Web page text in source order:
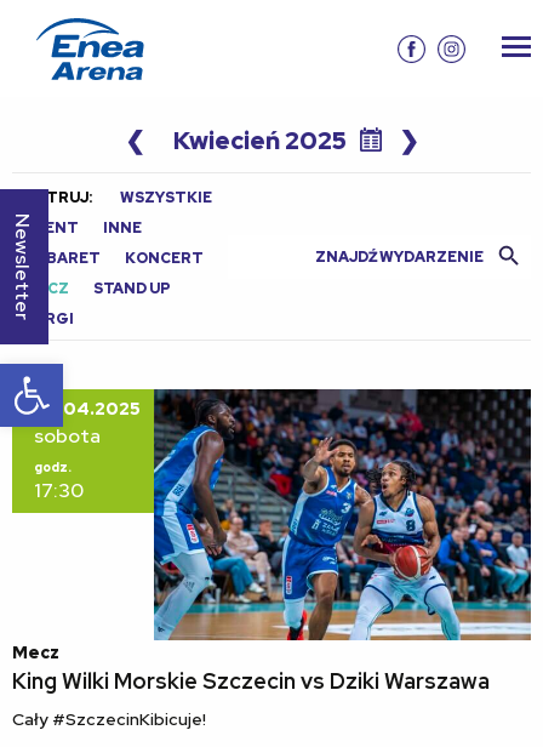
Otwórz pasek narzędzi
❮ Kwiecień 2025 ❯
FILTRUJ:
WSZYSTKIE
EVENT
INNE
KABARET
KONCERT
MECZ
STAND UP
TARGI
05.04.2025
sobota
godz.
17:30
Mecz
King Wilki Morskie Szczecin vs Dziki Warszawa
Cały #SzczecinKibicuje!
Newsletter